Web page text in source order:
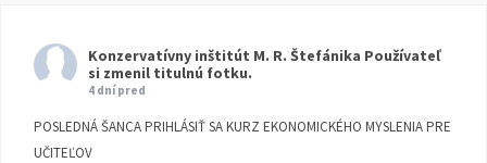
Konzervatívny inštitút M. R. Štefánika Používateľ
si zmenil titulnú fotku.
4 dní pred
POSLEDNÁ ŠANCA PRIHLÁSIŤ SA KURZ EKONOMICKÉHO MYSLENIA PRE
UČITEĽOV